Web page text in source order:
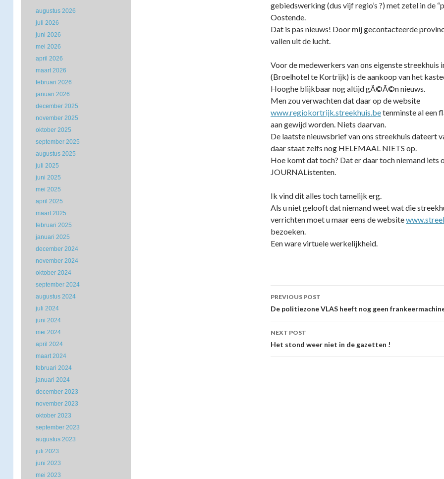
gebiedswerking (dus vijf regio’s ?) met zetel in de
Oostende.
Dat is pas nieuws! Door mij gecontacteerde
vallen uit de lucht.
Voor de medewerkers van ons eigenste streekhuis
(Broelhotel te Kortrijk) is de aankoop van het
Hooghe blijkbaar nog altijd gÃ©Ã©n nieuws.
Men zou verwachten dat daar op de website
www.regiokortrijk.streekhuis.betenminste al een
aan gewijd worden. Niets daarvan.
De laatste nieuwsbrief van ons streekhuis dateert
daar staat zelfs nog HELEMAAL NIETS op.
Hoe komt dat toch? Dat er daar toch niemand iets
JOURNAListenten.
Ik vind dit alles toch tamelijk erg.
Als u niet gelooft dat niemand weet wat die
verrichten moet u maar eens de website
bezoeken.
Een ware virtuele werkelijkheid.
Post
navigation
PREVIOUS POST
De politiezone VLAS heeft nog geen
NEXT POST
Het stond weer niet in de gazetten !
augustus 2026
juli 2026
juni 2026
mei 2026
april 2026
maart 2026
februari 2026
januari 2026
december 2025
november 2025
oktober 2025
september 2025
augustus 2025
juli 2025
juni 2025
mei 2025
april 2025
maart 2025
februari 2025
januari 2025
december 2024
november 2024
oktober 2024
september 2024
augustus 2024
juli 2024
juni 2024
mei 2024
april 2024
maart 2024
februari 2024
januari 2024
december 2023
november 2023
oktober 2023
september 2023
augustus 2023
juli 2023
juni 2023
mei 2023